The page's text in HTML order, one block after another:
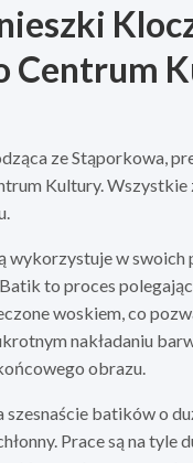
Centrum
ze Stąporkowa,
Kultury.
wykorzystuje w
to proces
woskiem, co
nakładaniu
obrazu.
batików o
Prace są na tyle